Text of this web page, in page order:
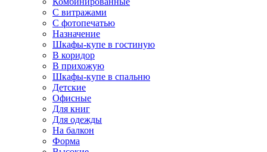
С витражами
С фотопечатью
Назначение
Шкафы-купе в гостиную
В коридор
В прихожую
Шкафы-купе в спальню
Детские
Офисные
Для книг
Для одежды
На балкон
Форма